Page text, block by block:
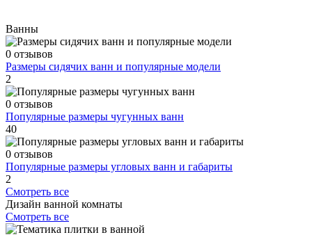
Ванны
0 отзывов
Размеры сидячих ванн и популярные модели
2
0 отзывов
Популярные размеры чугунных ванн
40
0 отзывов
Популярные размеры угловых ванн и габариты
2
Смотреть все
Дизайн ванной комнаты
Смотреть все